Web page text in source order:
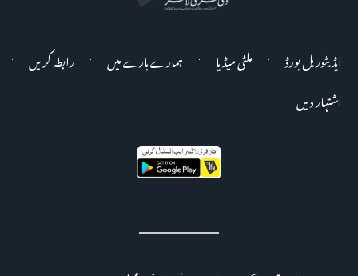
ایڈیٹوریل بورڈ ملٹی میڈیا ہمارے بارے میں
رابطہ کریں
اشتہار دیں